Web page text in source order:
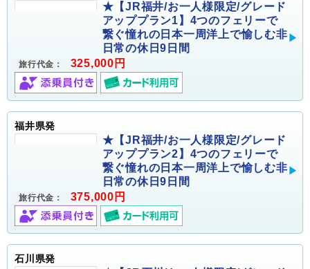
★【JR福井/お一人様限定/グレード
アッププラン1】4つのフェリーで
繋ぐ憧れの日本一周洋上で愉しむ非
日常の休日9日間
旅行代金： 325,000円
福井県発
★【JR福井/お一人様限定/グレード
アッププラン2】4つのフェリーで
繋ぐ憧れの日本一周洋上で愉しむ非
日常の休日9日間
旅行代金： 375,000円
石川県発